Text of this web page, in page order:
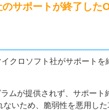
サポートが終了した
クロソフト社がサポート
ムが提供されず、サポー
ないため、脆弱性を悪用し